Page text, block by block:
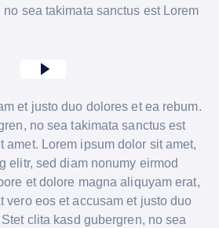
sea takimata sanctus est Lorem
et justo duo dolores et ea rebum.
no sea takimata sanctus est
amet. Lorem ipsum dolor sit amet,
elitr, sed diam nonumy eirmod
et dolore magna aliquyam erat,
vero eos et accusam et justo duo
clita kasd gubergren, no sea